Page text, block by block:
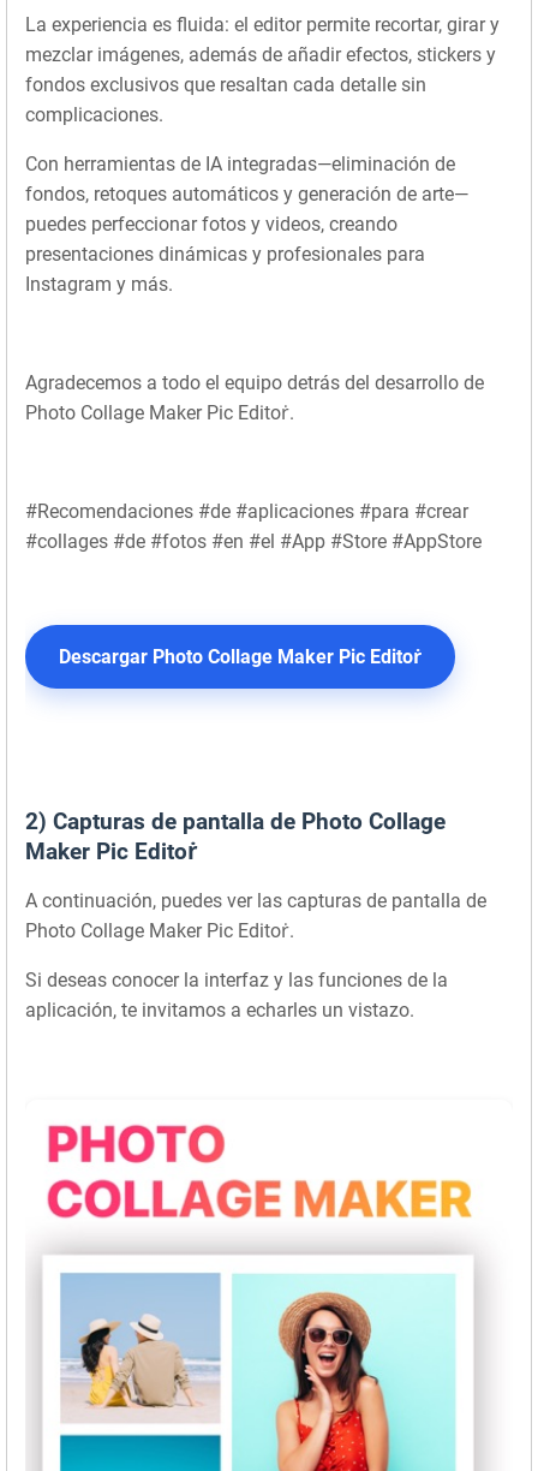
La experiencia es fluida: el editor permite recortar, girar y
mezclar imágenes, además de añadir efectos, stickers y
fondos exclusivos que resaltan cada detalle sin
complicaciones.
Con herramientas de IA integradas—eliminación de
fondos, retoques automáticos y generación de arte—
puedes perfeccionar fotos y videos, creando
presentaciones dinámicas y profesionales para
Instagram y más.
Agradecemos a todo el equipo detrás del desarrollo de
Photo Collage Maker Pic Editoṙ.
#Recomendaciones #de #aplicaciones #para #crear
#collages #de #fotos #en #el #App #Store #AppStore
Descargar Photo Collage Maker Pic Editoṙ
2) Capturas de pantalla de Photo Collage
Maker Pic Editoṙ
A continuación, puedes ver las capturas de pantalla de
Photo Collage Maker Pic Editoṙ.
Si deseas conocer la interfaz y las funciones de la
aplicación, te invitamos a echarles un vistazo.